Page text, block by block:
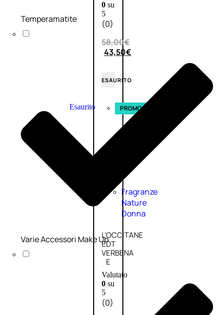
0su
5
(0)
58,00€
43,50€
ESAURITO
Esaurito PROMO
Fragranze
Nature
Donna
L’OCCITANE
EDT
VERBENA
E
Valutato
0su
5
(0)
Temperamatite
Varie Accessori Make Up